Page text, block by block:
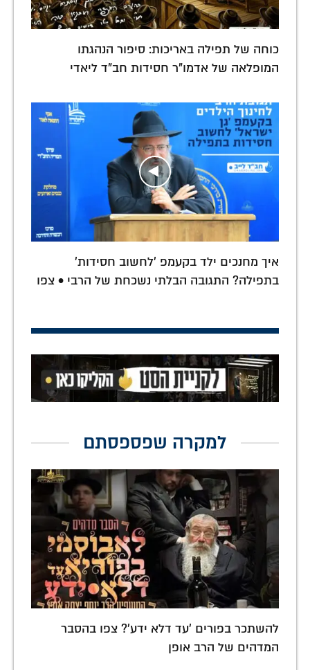
כוחה של תפילה באריכות: סיפור הנהגתו
המופלאה של אדמו"ר חסידות חב"ד ליאדי
איך מחנכים ילד בקעמפ 'לחשוב חסידות'
בתפילה? התגובה הבלתי נשכחת של הרבי • צפו
למקרה שפספסתם
להשתכר בפורים 'עד דלא ידע'? צפו בהסבר
המדהים של הרב אופן